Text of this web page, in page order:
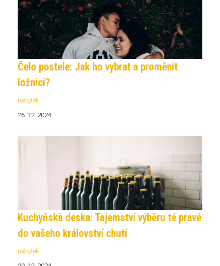
Čelo postele: Jak ho vybrat a proměnit
ložnici?
nábytek
26. 12. 2024
Kuchyňská deska: Tajemství výběru té pravé
do vašeho království chutí
nábytek